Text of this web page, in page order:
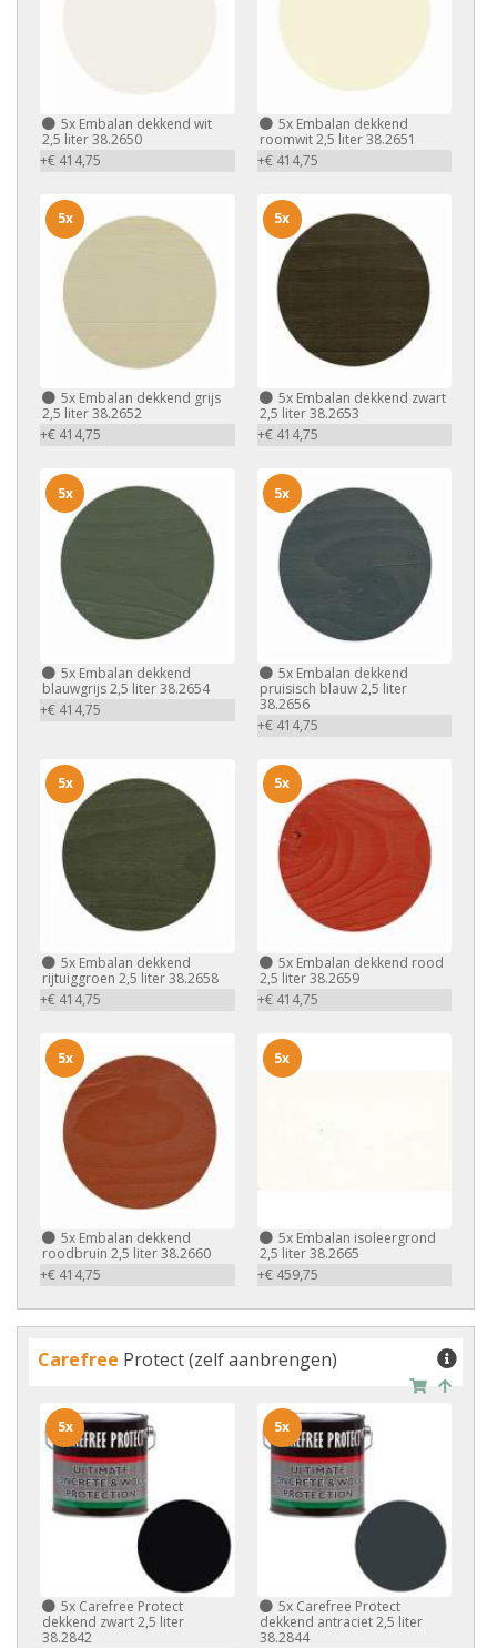
5x Embalan dekkend wit
2,5 liter 38.2650
+€ 414,75
5xEmbalan dekkend
roomwit 2,5 liter 38.2651
+€ 414,75
5x Embalan dekkend grijs
2,5 liter 38.2652
+€ 414,75
5x
5xEmbalan dekkend zwart
2,5 liter 38.2653
+€ 414,75
5x
5x Embalan dekkend
blauwgrijs 2,5 liter 38.2654
+€ 414,75
5x
5xEmbalan dekkend
pruisisch blauw 2,5 liter
38.2656
+€ 414,75
5x
5x Embalan dekkend
rijtuiggroen 2,5 liter 38.2658
+€ 414,75
5x
5xEmbalan dekkend rood
2,5 liter 38.2659
+€ 414,75
5x
5x Embalan dekkend
roodbruin 2,5 liter 38.2660
+€ 414,75
5x
5xEmbalan isoleergrond
2,5 liter 38.2665
+€ 459,75
5x
Carefree Protect (zelf aanbrengen)
5x Carefree Protect
dekkend zwart 2,5 liter
38.2842
5x
5xCarefree Protect
dekkend antraciet 2,5 liter
38.2844
5x